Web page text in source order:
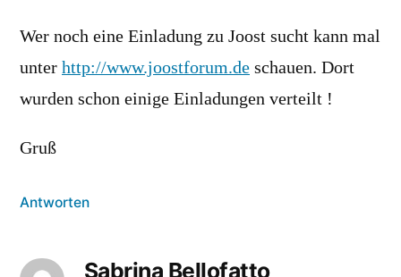
Wer noch eine Einladung zu Joost sucht kann mal
unter http://www.joostforum.de schauen. Dort
wurden schon einige Einladungen verteilt !
Gruß
Antworten
Sabrina Bellofatto